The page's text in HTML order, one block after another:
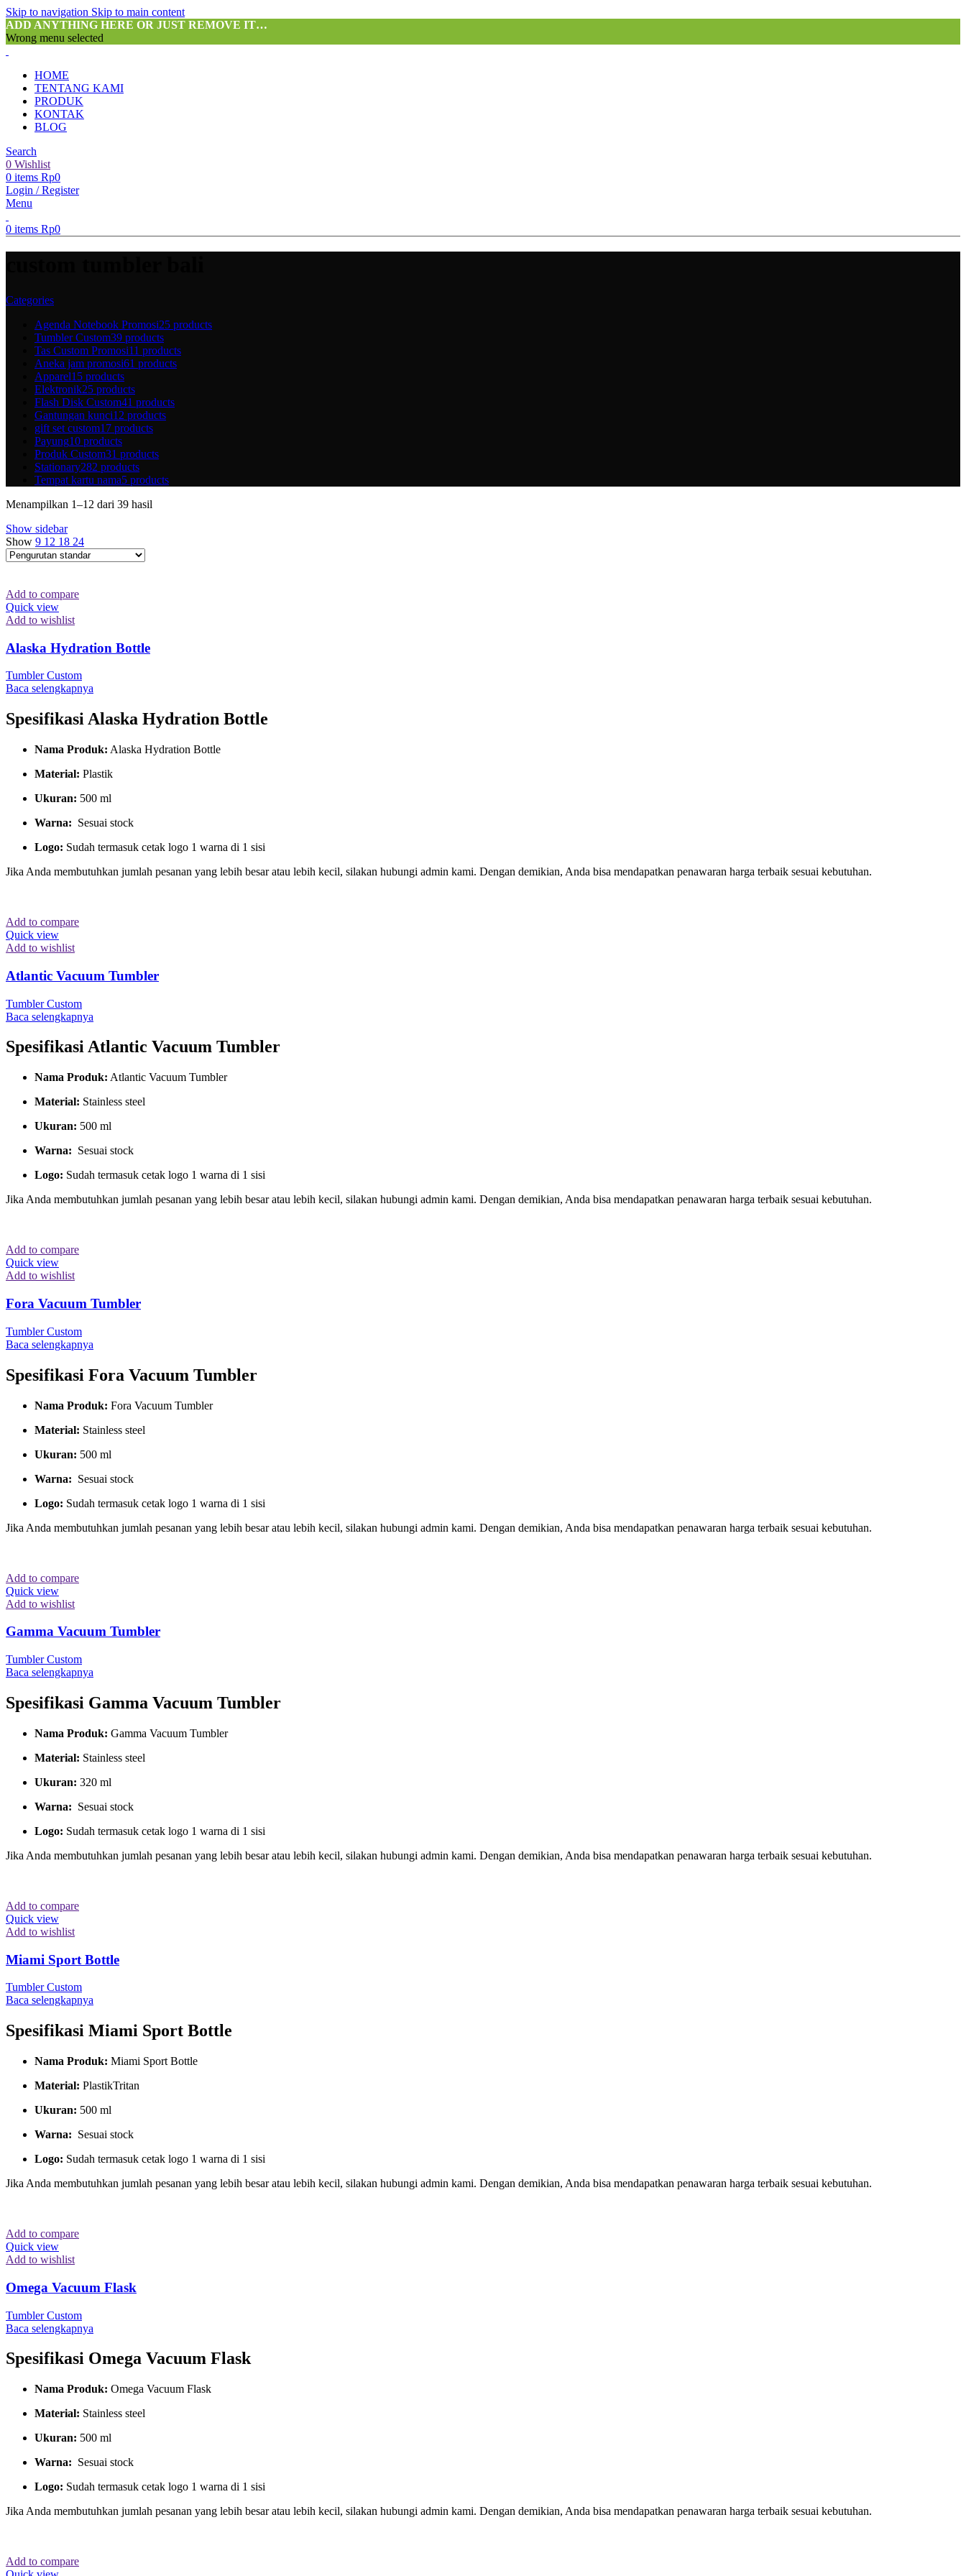
Skip to navigation Skip to main content
ADD ANYTHING HERE OR JUST REMOVE IT…
Wrong menu selected
HOME
TENTANG KAMI
PRODUK
KONTAK
BLOG
Search
0 Wishlist
0 items Rp0
Login / Register
Menu
0 items Rp0
Categories
Agenda Notebook Promosi25 products
Tumbler Custom39 products
Tas Custom Promosi11 products
Aneka jam promosi61 products
Apparel15 products
Elektronik25 products
Flash Disk Custom41 products
Gantungan kunci12 products
gift set custom17 products
Payung10 products
Produk Custom31 products
Stationary282 products
Tempat kartu nama5 products
Menampilkan 1–12 dari 39 hasil
Show sidebar
Show 9 12 18 24
Add to compare
Quick view
Add to wishlist
Alaska Hydration Bottle
Tumbler Custom
Baca selengkapnya
SpesifikasiAlaska Hydration Bottle
Nama Produk: Alaska Hydration Bottle
Material: Plastik
Ukuran: 500 ml
Warna: Sesuai stock
Logo: Sudah termasuk cetak logo 1 warna di 1 sisi
Jika Anda membutuhkan jumlah pesanan yang lebih besar atau lebih kecil, silakan hubungi admin kami. Dengan demikian, Anda bisa mendapatkan penawaran harga terbaik sesuai kebutuhan.
Add to compare
Quick view
Add to wishlist
Atlantic Vacuum Tumbler
Tumbler Custom
Baca selengkapnya
Spesifikasi Atlantic Vacuum Tumbler
Nama Produk: Atlantic Vacuum Tumbler
Material: Stainless steel
Ukuran: 500 ml
Warna: Sesuai stock
Logo: Sudah termasuk cetak logo 1 warna di 1 sisi
Jika Anda membutuhkan jumlah pesanan yang lebih besar atau lebih kecil, silakan hubungi admin kami. Dengan demikian, Anda bisa mendapatkan penawaran harga terbaik sesuai kebutuhan.
Add to compare
Quick view
Add to wishlist
Fora Vacuum Tumbler
Tumbler Custom
Baca selengkapnya
Spesifikasi Fora Vacuum Tumbler
Nama Produk: Fora Vacuum Tumbler
Material: Stainless steel
Ukuran: 500 ml
Warna: Sesuai stock
Logo: Sudah termasuk cetak logo 1 warna di 1 sisi
Jika Anda membutuhkan jumlah pesanan yang lebih besar atau lebih kecil, silakan hubungi admin kami. Dengan demikian, Anda bisa mendapatkan penawaran harga terbaik sesuai kebutuhan.
Add to compare
Quick view
Add to wishlist
Gamma Vacuum Tumbler
Tumbler Custom
Baca selengkapnya
Spesifikasi Gamma Vacuum Tumbler
Nama Produk: Gamma Vacuum Tumbler
Material: Stainless steel
Ukuran: 320 ml
Warna: Sesuai stock
Logo: Sudah termasuk cetak logo 1 warna di 1 sisi
Jika Anda membutuhkan jumlah pesanan yang lebih besar atau lebih kecil, silakan hubungi admin kami. Dengan demikian, Anda bisa mendapatkan penawaran harga terbaik sesuai kebutuhan.
Add to compare
Quick view
Add to wishlist
Miami Sport Bottle
Tumbler Custom
Baca selengkapnya
Spesifikasi Miami Sport Bottle
Nama Produk: Miami Sport Bottle
Material: PlastikTritan
Ukuran: 500 ml
Warna: Sesuai stock
Logo: Sudah termasuk cetak logo 1 warna di 1 sisi
Jika Anda membutuhkan jumlah pesanan yang lebih besar atau lebih kecil, silakan hubungi admin kami. Dengan demikian, Anda bisa mendapatkan penawaran harga terbaik sesuai kebutuhan.
Add to compare
Quick view
Add to wishlist
Omega Vacuum Flask
Tumbler Custom
Baca selengkapnya
Spesifikasi Omega Vacuum Flask
Nama Produk: Omega Vacuum Flask
Material: Stainless steel
Ukuran: 500 ml
Warna: Sesuai stock
Logo: Sudah termasuk cetak logo 1 warna di 1 sisi
Jika Anda membutuhkan jumlah pesanan yang lebih besar atau lebih kecil, silakan hubungi admin kami. Dengan demikian, Anda bisa mendapatkan penawaran harga terbaik sesuai kebutuhan.
Add to compare